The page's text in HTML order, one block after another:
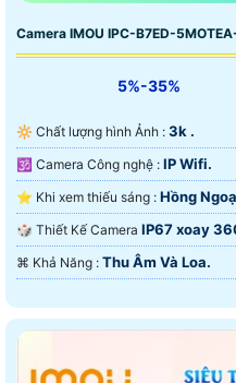
Camera IMOU IPC-B7ED-
5%-35%
🔆 Chất lượng hình Ảnh : 3k .
🕉️ Camera Công nghệ : IP Wifi.
⭐ Khi xem thiếu sáng : Hồng
🎲 Thiết Kế Camera IP67 xoay
️⌘ Khả Năng : Thu Âm Và Loa.